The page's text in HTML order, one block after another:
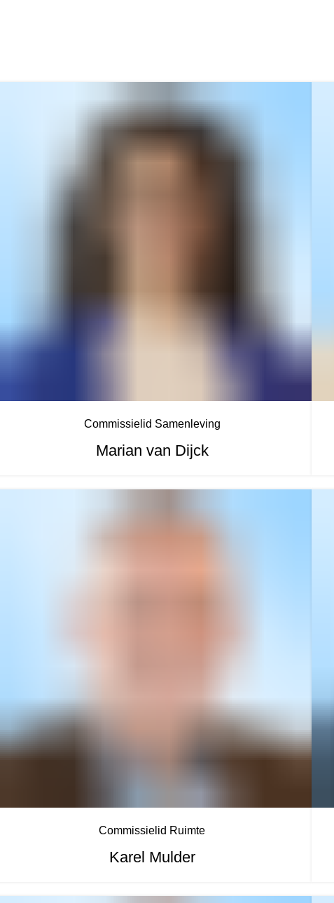
Commissielid Samenleving
Marian van Dijck
Commissielid Ruimte
Karel Mulder